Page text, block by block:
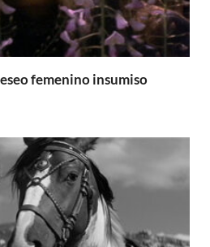
femenino insumiso